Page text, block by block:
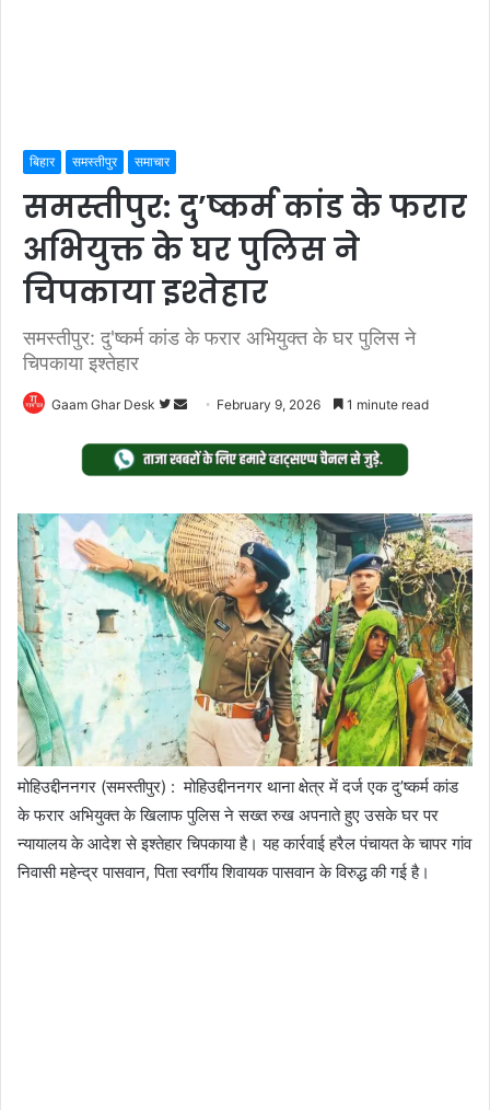
बिहार समस्तीपुर समाचार
समस्तीपुर: दु’ष्कर्म कांड के फरार
अभियुक्त के घर पुलिस ने
चिपकाया इश्तेहार
समस्तीपुर: दु'ष्कर्म कांड के फरार अभियुक्त के घर पुलिस ने
चिपकाया इश्तेहार
Gaam Ghar Desk
Follow
Twitter
Send
email
February 9, 2026 1 minute read
मोहिउद्दीननगर (समस्तीपुर) : मोहिउद्दीननगर थाना क्षेत्र में दर्ज एक दु’ष्कर्म कांड
के फरार अभियुक्त के खिलाफ पुलिस ने सख्त रुख अपनाते हुए उसके घर पर
न्यायालय के आदेश से इश्तेहार चिपकाया है। यह कार्रवाई हरैल पंचायत के चापर गांव
निवासी महेन्द्र पासवान, पिता स्वर्गीय शिवायक पासवान के विरुद्ध की गई है।